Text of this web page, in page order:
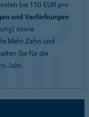
bis 150 EUR pro
und Verfärbungen
sowie
Mehr Zahn und
Sie für die
Jahr.